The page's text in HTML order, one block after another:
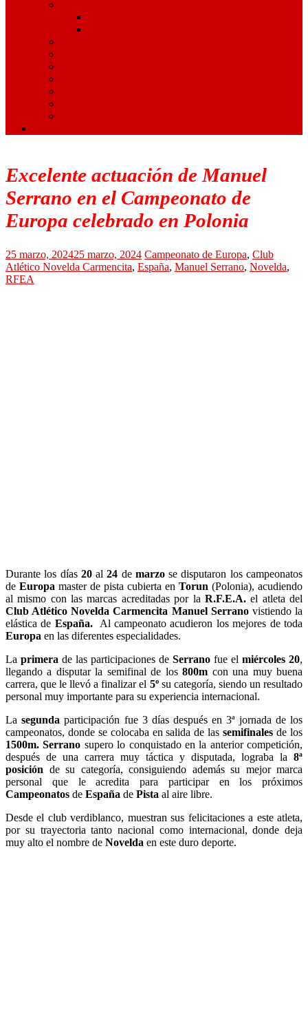
Excelente actuación de Manuel
Serrano en el Campeonato de
Europa celebrado en Polonia
25 marzo, 202425 marzo, 2024 Campeonato de Europa, Club
Atlético Novelda Carmencita, España, Manuel Serrano, Novelda,
RFEA
Durante los días 20al24 de marzose disputaron los campeonatos
de Europa master de pista cubierta en Torun (Polonia), acudiendo
al mismo con las marcas acreditadas por la R.F.E.A.el atleta del
Club Atlético Novelda Carmencita Manuel Serranovistiendo la
elástica de España.Al campeonato acudieron los mejores de toda
Europa en las diferentes especialidades.
La primera de las participaciones de Serrano fue el miércoles 20,
llegando a disputar la semifinal de los800m con una muy buena
carrera, que le llevó a finalizar el 5ºsu categoría, siendo un resultado
personal muy importante para su experiencia internacional.
Lasegunda participación fue 3 días después en 3ª jornada de los
campeonatos, donde se colocaba en salida de lassemifinales de los
1500m. Serrano supero lo conquistado en la anterior competición,
después de una carrera muy táctica y disputada, lograba la 8ª
posición de su categoría, consiguiendo además su mejor marca
personal que le acredita para participar en los próximos
Campeonatos de España de Pista al aire libre.
Desde el club verdiblanco, muestran sus felicitaciones a este atleta,
por su trayectoria tanto nacional como internacional, donde deja
muy alto el nombre de Novelda en este duro deporte.